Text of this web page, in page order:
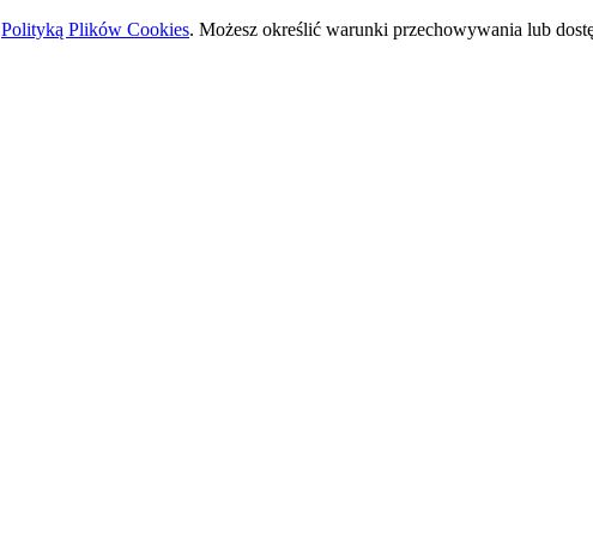
Polityką Plików Cookies. Możesz określić warunki przechowywania lub